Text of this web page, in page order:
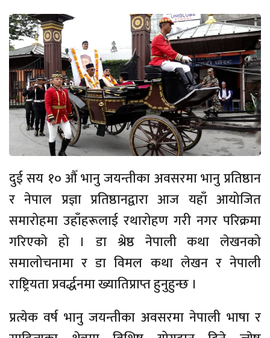
दुई सय १० औँ भानु जयन्तीका अवसरमा भानु प्रतिष्ठान
र नेपाल प्रज्ञा प्रतिष्ठानद्वारा आज यहाँ आयोजित
समारोहमा उहाँहरूलाई रथारोहण गरी नगर परिक्रमा
गरिएको हो । डा श्रेष्ठ नेपाली कथा लेखनको
समालोचनामा र डा विमल कथा लेखन र नेपाली
राष्ट्रियता प्रवर्द्धनमा ख्यातिप्राप्त हुनुहुन्छ ।
प्रत्येक वर्ष भानु जयन्तीका अवसरमा नेपाली भाषा र